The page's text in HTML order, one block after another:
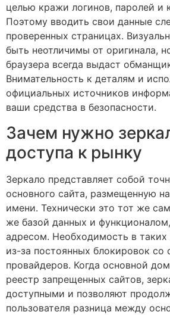
целью кражи логинов, паролей и
Поэтому вводить свои данные
проверенных страницах.
быть неотличимы от оригинала,
браузера всегда выдаст
Внимательность к деталям и
официальных источников
ваши средства в безопасности.
Зачем нужно
доступа к рынку
Зеркало представляет собой
основного сайта, размещенную
имени. Технически это тот же
же базой данных и
адресом. Необходимость в таких
из-за постоянных блокировок со
провайдеров. Когда основной
реестр запрещенных сайтов,
доступными и позволяют
пользователя разница между